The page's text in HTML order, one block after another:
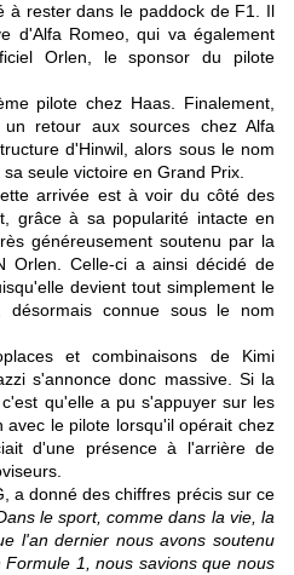
à rester dans le paddock de F1. Il
d'Alfa Romeo, qui va également
Orlen, le sponsor du pilote
pilote chez Haas. Finalement,
retour aux sources chez Alfa
d'Hinwil, alors sous le nom
seule victoire en Grand Prix.
arrivée est à voir du côté des
grâce à sa popularité intacte en
généreusement soutenu par la
Orlen. Celle-ci a ainsi décidé de
devient tout simplement le
désormais connue sous le nom
et combinaisons de Kimi
s'annonce donc massive. Si la
qu'elle a pu s'appuyer sur les
avec le pilote lorsqu'il opérait chez
d'une présence à l'arrière de
a donné des chiffres précis sur ce
le sport, comme dans la vie, la
l'an dernier nous avons soutenu
1, nous savions que nous